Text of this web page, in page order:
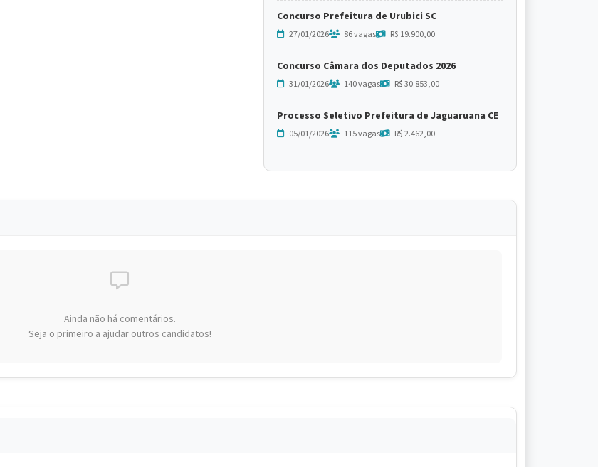
Concurso Prefeitura de Urubici SC
27/01/2026 86 vagas R$ 19.900,00
Concurso Câmara dos Deputados 2026
31/01/2026 140 vagas R$ 30.853,00
Processo Seletivo Prefeitura de Jaguaruana CE
05/01/2026 115 vagas R$ 2.462,00
Ainda não há comentários.
Seja o primeiro a ajudar outros candidatos!